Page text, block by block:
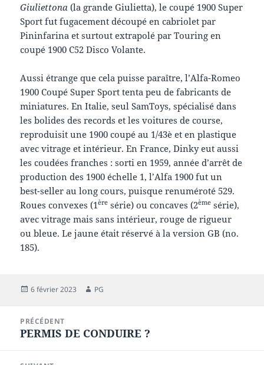
Giuliettona (la grande Giulietta), le coupé 1900 Super
Sport fut fugacement découpé en cabriolet par
Pininfarina et surtout extrapolé par Touring en
coupé 1900 C52 Disco Volante.
Aussi étrange que cela puisse paraître, l’Alfa-Romeo
1900 Coupé Super Sport tenta peu de fabricants de
miniatures. En Italie, seul SamToys, spécialisé dans
les bolides des records et les voitures de course,
reproduisit une 1900 coupé au 1/43è et en plastique
avec vitrage et intérieur. En France, Dinky eut aussi
les coudées franches : sorti en 1959, année d’arrêt de
production des 1900 échelle 1, l’Alfa 1900 fut un
best-seller au long cours, puisque renuméroté 529.
Roues convexes (1ère série) ou concaves (2ème série),
avec vitrage mais sans intérieur, rouge de rigueur
ou bleue. Le jaune était réservé à la version GB (no.
185).
Publié
6 février 2023 Auteur
PG
l’article
PRÉCÉDENT
Article
PERMIS DE CONDUIRE ?